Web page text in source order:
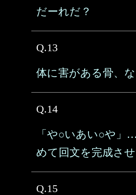
だーれだ？
Q.13
体に害がある骨、
Q.14
「や○いあい○や
めて回文を完成させ
Q.15